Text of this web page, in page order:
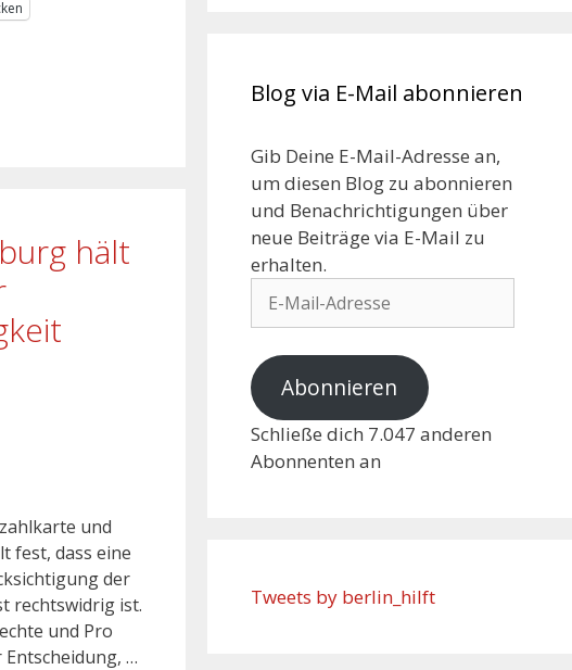
hält
und
fest, dass eine
der
rechtswidrig ist.
und Pro
…
Blog via E-Mail abonnieren
Gib Deine E-Mail-Adresse an,
um diesen Blog zu abonnieren
und Benachrichtigungen über
neue Beiträge via E-Mail zu
erhalten.
Abonnieren
Schließe dich 7.047 anderen
Abonnenten an
Tweets by berlin_hilft